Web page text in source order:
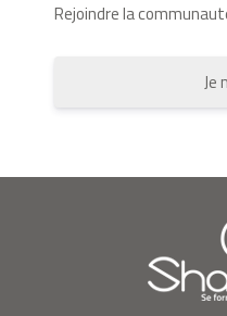
Rejoindre la
Je